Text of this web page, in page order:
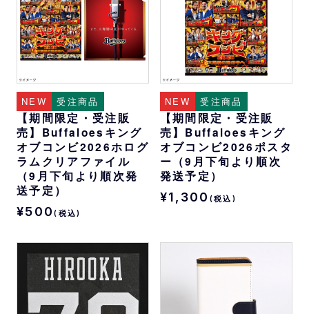
NEW 受注商品
【期間限定・受注販
売】Buffaloesキング
オブコンビ2026ホログ
ラムクリアファイル
（9月下旬より順次発
送予定）
¥500(税込)
NEW 受注商品
【期間限定・受注販
売】Buffaloesキング
オブコンビ2026ポスタ
ー（9月下旬より順次
発送予定）
¥1,300 (税込)